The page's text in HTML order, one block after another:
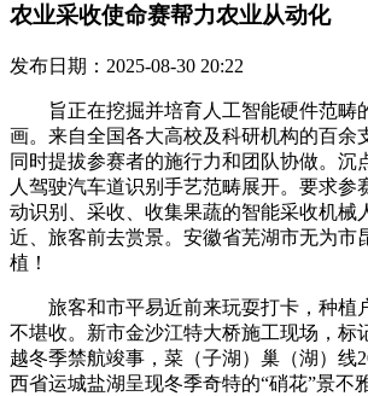
农业采收使命赛帮力农业从动化
发布日期：2025-08-30 20:22
旨正在挖掘并培育人工智能硬件范畴
画。来自全国各大高校及科研机构的百余
同时提拔参赛者的施行力和团队协做。沉
人驾驶汽车道识别手艺范畴展开。要求参
动识别、采收、收集果蔬的智能采收机械
近、旅客前去赏景。安徽省芜湖市无为市
植！
旅客和市平易近前来玩耍打卡，种植
不堪收。新市金沙江特大桥施工现场，标
越冬季禁航竣事，菜（子湖）巢（湖）线
西省运城盐湖呈现冬季奇特的“硝花”景不